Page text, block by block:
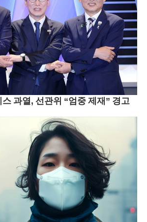
과열, 선관위 “엄중 제재” 경고